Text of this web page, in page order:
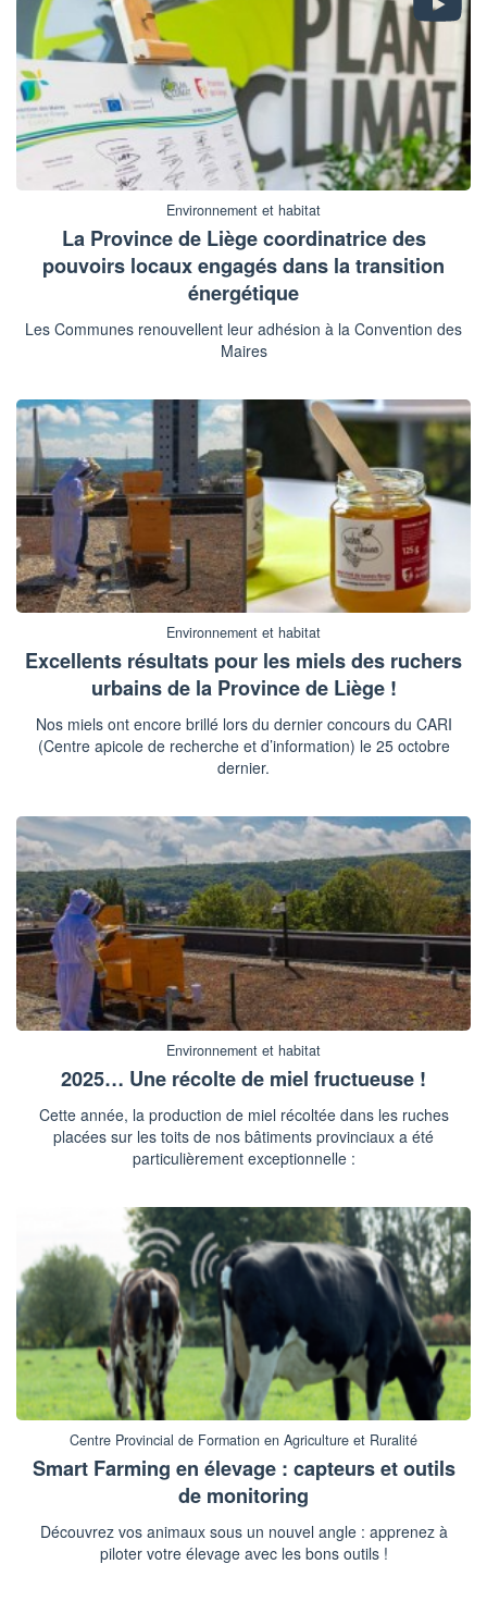
Environnement et habitat
La Province de Liège coordinatrice des
pouvoirs locaux engagés dans la transition
énergétique
Les Communes renouvellent leur adhésion à la Convention des
Maires
Environnement et habitat
Excellents résultats pour les miels des ruchers
urbains de la Province de Liège !
Nos miels ont encore brillé lors du dernier concours du CARI
(Centre apicole de recherche et d’information) le 25 octobre
dernier.
Environnement et habitat
2025… Une récolte de miel fructueuse !
Cette année, la production de miel récoltée dans les ruches
placées sur les toits de nos bâtiments provinciaux a été
particulièrement exceptionnelle :
Centre Provincial de Formation en Agriculture et Ruralité
Smart Farming en élevage : capteurs et outils
de monitoring
Découvrez vos animaux sous un nouvel angle : apprenez à
piloter votre élevage avec les bons outils !